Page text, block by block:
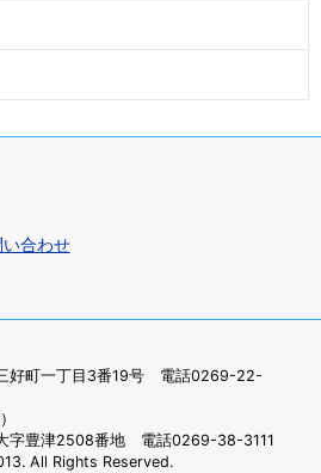
合わせ
好町一丁目3番19号 電話0269-22-
字豊津2508番地 電話0269-38-3111
All Rights Reserved.